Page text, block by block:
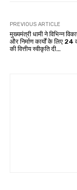
PREVIOUS ARTICLE
मुख्यमंत्री धामी ने विभिन्न
और निर्माण कार्यों के लिए
की वित्तीय स्वीकृति दी…